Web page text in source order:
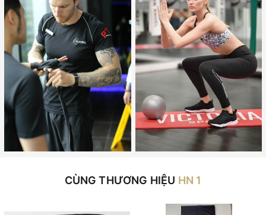
CÙNG THƯƠNG HIỆU HN 1